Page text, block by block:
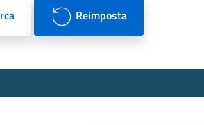
Reimposta